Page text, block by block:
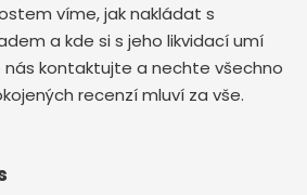
víme, jak nakládat s
a kde si s jeho likvidací umí
kontaktujte a nechte všechno
recenzí mluví za vše.